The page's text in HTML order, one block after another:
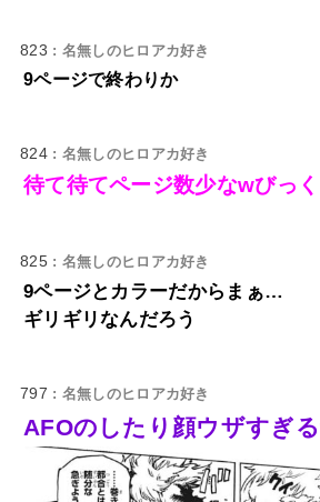
823 : 名無しのヒロアカ好き
9ページで終わりか
824 : 名無しのヒロアカ好き
待て待てページ数少なwびっ
825 : 名無しのヒロアカ好き
9ページとカラーだからまぁ…
ギリギリなんだろう
797 : 名無しのヒロアカ好き
AFOのしたり顔ウザすぎ